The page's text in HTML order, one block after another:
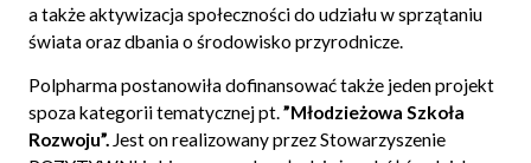
a także aktywizacja społeczności do udziału w sprzątaniu
świata oraz dbania o środowisko przyrodnicze.
Polpharma postanowiła dofinansować także jeden projekt
spoza kategorii tematycznej pt.”Młodzieżowa Szkoła
Rozwoju”.Jest on realizowany przez Stowarzyszenie